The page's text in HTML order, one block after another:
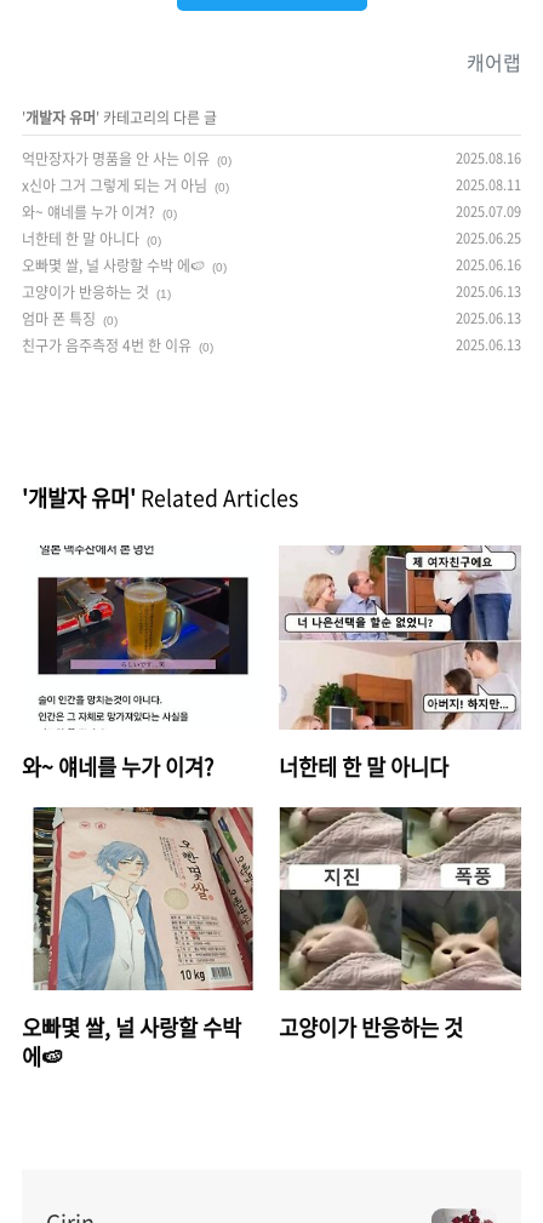
캐어랩
'개발자 유머' 카테고리의 다른 글
억만장자가 명품을 안 사는 이유 (0) 2025.08.16
x신아 그거 그렇게 되는 거 아님 (0) 2025.08.11
와~ 얘네를 누가 이겨? (0) 2025.07.09
너한테 한 말 아니다 (0) 2025.06.25
오빠몇 쌀, 널 사랑할 수박 에🍉 (0) 2025.06.16
고양이가 반응하는 것 (1) 2025.06.13
엄마 폰 특징 (0) 2025.06.13
친구가 음주측정 4번 한 이유 (0) 2025.06.13
'개발자 유머' Related Articles
와~ 얘네를 누가 이겨? 너한테 한 말 아니다
오빠몇 쌀, 널 사랑할 수박
에🍉
고양이가 반응하는 것